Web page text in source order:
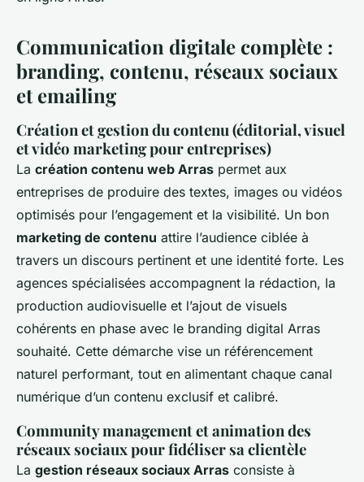
Communication digitale complète :
branding, contenu, réseaux sociaux
et emailing
Création et gestion du contenu (éditorial, visuel
et vidéo marketing pour entreprises)
La création contenu web Arras permet aux
entreprises de produire des textes, images ou vidéos
optimisés pour l’engagement et la visibilité. Un bon
marketing de contenu attire l’audience ciblée à
travers un discours pertinent et une identité forte. Les
agences spécialisées accompagnent la rédaction, la
production audiovisuelle et l’ajout de visuels
cohérents en phase avec le branding digital Arras
souhaité. Cette démarche vise un référencement
naturel performant, tout en alimentant chaque canal
numérique d’un contenu exclusif et calibré.
Community management et animation des
réseaux sociaux pour fidéliser sa clientèle
La gestion réseaux sociaux Arras consiste à